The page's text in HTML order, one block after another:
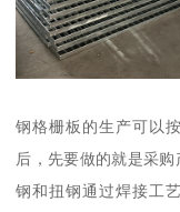
钢格栅板的生产可以
后，先要做的就是采
钢和扭钢通过焊接工